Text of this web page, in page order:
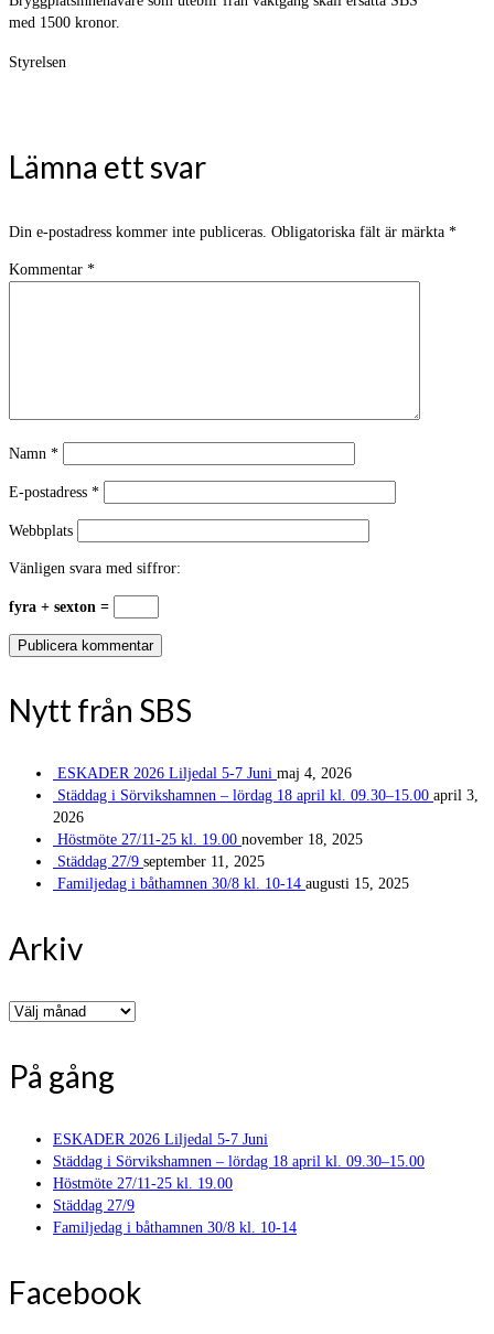
med 1500 kronor.
Styrelsen
Lämna ett svar
Din e-postadress kommer inte publiceras. Obligatoriska fält är märkta *
Kommentar *
Namn *
E-postadress *
Webbplats
Vänligen svara med siffror:
fyra + sexton =
Nytt från SBS
ESKADER 2026 Liljedal 5-7 Juni maj 4, 2026
Städdag i Sörvikshamnen – lördag 18 april kl. 09.30–15.00 april 3,
2026
Höstmöte 27/11-25 kl. 19.00 november 18, 2025
Städdag 27/9 september 11, 2025
Familjedag i båthamnen 30/8 kl. 10-14 augusti 15, 2025
Arkiv
Arkiv
På gång
ESKADER 2026 Liljedal 5-7 Juni
Städdag i Sörvikshamnen – lördag 18 april kl. 09.30–15.00
Höstmöte 27/11-25 kl. 19.00
Städdag 27/9
Familjedag i båthamnen 30/8 kl. 10-14
Facebook